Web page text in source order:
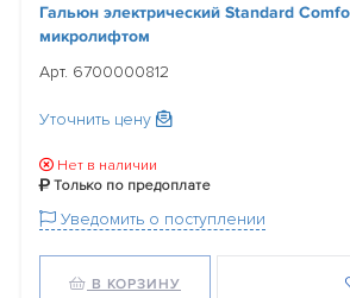
Гальюн электрический Standard
микролифтом
Арт. 6700000812
Уточнить цену
Нет в наличии
Только по предоплате
Уведомить о поступлении
В КОРЗИНУ